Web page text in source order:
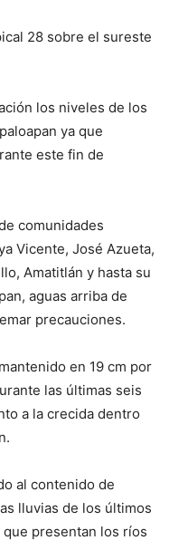
28 sobre el sureste
los niveles de los
ya que
este fin de
comunidades
Vicente, José Azueta,
Amatitlán y hasta su
aguas arriba de
precauciones.
en 19 cm por
las últimas seis
a la crecida dentro
al contenido de
lluvias de los últimos
presentan los ríos